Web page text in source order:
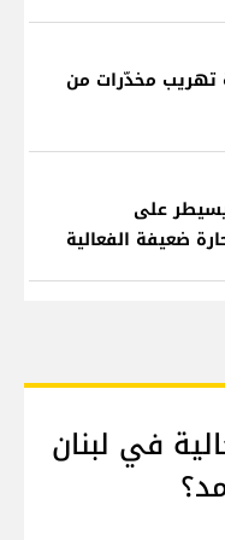
تهريب مخدّرات من
على
ضعيفة الفعالية
في لبنان